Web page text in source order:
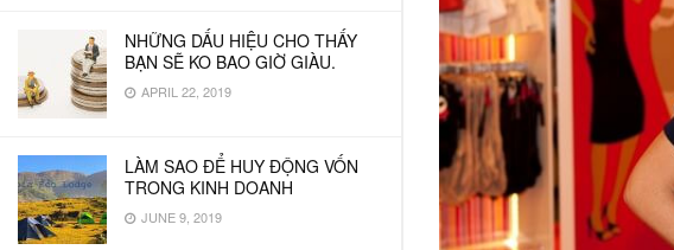
NHỮNG DẤU HIỆU CHO THẤY
BẠN SẼ KO BAO GIỜ GIÀU.
APRIL 22, 2019
LÀM SAO ĐỂ HUY ĐỘNG VỐN
TRONG KINH DOANH
JUNE 9, 2019